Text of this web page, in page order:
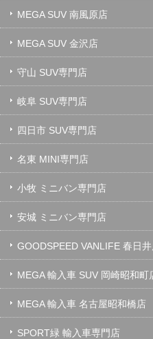
MEGA SUV 南風原店
MEGA SUV 金沢店
守山 SUV専門店
岐阜 SUV専門店
四日市 SUV専門店
名東 MINI専門店
小牧 ミニバン専門店
安城 ミニバン専門店
GOODSPEED VANLIFE 春日井
MEGA 輸入車 SUV 岡崎昭和町
MEGA 輸入車 名古屋昭和橋店
SPORT緑 輸入車専門店